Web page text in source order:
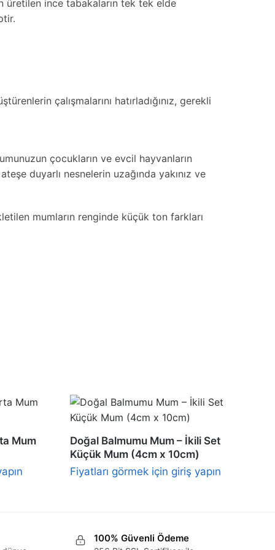
ince tabakaların tek tek elde
çalışmalarını hatırladığınız, gerekli
çocukların ve evcil hayvanların
duyarlı nesnelerin uzağında yakınız ve
mumların renginde küçük ton farkları
Mum
Doğal Balmumu Mum – İkili Set
Küçük Mum (4cm x 10cm)
Fiyatları görmek için giriş yapın
100% Güvenli Ödeme